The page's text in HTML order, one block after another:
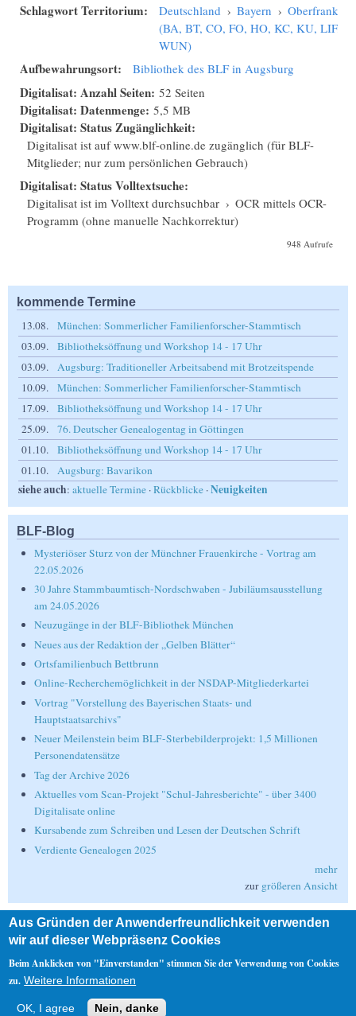
Schlagwort Territorium: Deutschland › Bayern › Oberfranken
(BA, BT, CO, FO, HO, KC, KU, LIF,
WUN)
Aufbewahrungsort: Bibliothek des BLF in Augsburg
Digitalisat: Anzahl Seiten: 52 Seiten
Digitalisat: Datenmenge: 5,5 MB
Digitalisat: Status Zugänglichkeit:
Digitalisat ist auf www.blf-online.de zugänglich (für BLF-
Mitglieder; nur zum persönlichen Gebrauch)
Digitalisat: Status Volltextsuche:
Digitalisat ist im Volltext durchsuchbar › OCR mittels OCR-
Programm (ohne manuelle Nachkorrektur)
948 Aufrufe
kommende Termine
13.08.
München: Sommerlicher Familienforscher-Stammtisch
03.09.
Bibliotheksöffnung und Workshop 14 - 17 Uhr
03.09.
Augsburg: Traditioneller Arbeitsabend mit Brotzeitspende
10.09.
München: Sommerlicher Familienforscher-Stammtisch
17.09.
Bibliotheksöffnung und Workshop 14 - 17 Uhr
25.09.
76. Deutscher Genealogentag in Göttingen
01.10.
Bibliotheksöffnung und Workshop 14 - 17 Uhr
01.10.
Augsburg: Bavarikon
siehe auch: aktuelle Termine ·Rückblicke ·Neuigkeiten
BLF-Blog
Mysteriöser Sturz von der Münchner Frauenkirche - Vortrag am
22.05.2026
30 Jahre Stammbaumtisch-Nordschwaben - Jubiläumsausstellung
am 24.05.2026
Neuzugänge in der BLF-Bibliothek München
Neues aus der Redaktion der „Gelben Blätter“
Ortsfamilienbuch Bettbrunn
Online-Recherchemöglichkeit in der NSDAP-Mitgliederkartei
Vortrag "Vorstellung des Bayerischen Staats- und
Hauptstaatsarchivs"
Neuer Meilenstein beim BLF-Sterbebilderprojekt: 1,5 Millionen
Personendatensätze
Tag der Archive 2026
Aktuelles vom Scan-Projekt "Schul-Jahresberichte" - über 3400
Digitalisate online
Kursabende zum Schreiben und Lesen der Deutschen Schrift
Verdiente Genealogen 2025
mehr
zur größeren Ansicht
Suche
Suche
Nebenmenü
Aus Gründen der Anwenderfreundlichkeit verwenden
wir auf dieser Webpräsenz Cookies
Beim Anklicken von "Einverstanden" stimmen Sie der Verwendung von Cookies
zu. Weitere Informationen
OK, I agree Nein, danke